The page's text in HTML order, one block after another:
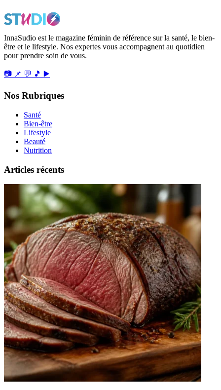
InnaSudio est le magazine féminin de référence sur la santé, le bien-
être et le lifestyle. Nos expertes vous accompagnent au quotidien
pour prendre soin de vous.
📷 📌 💬 🎵 ▶️
Nos Rubriques
Santé
Bien-être
Lifestyle
Beauté
Nutrition
Articles récents